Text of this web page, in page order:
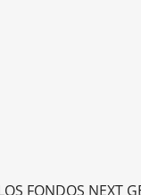
FONDOS NEXT